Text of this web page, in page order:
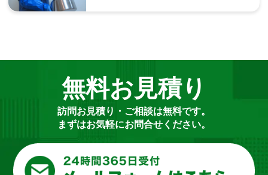
無料お見積り
訪問お見積り・ご相談は無料です。
まずはお気軽にお問合せください。